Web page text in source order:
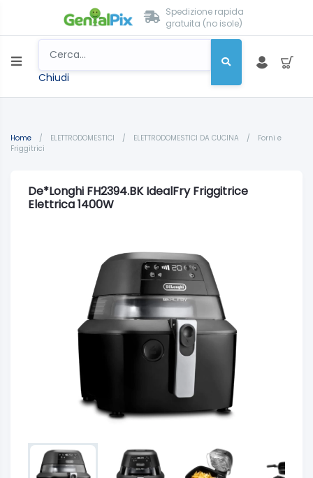
Spedizione rapida
gratuita (no isole)
Chiudi
Home / ELETTRODOMESTICI / ELETTRODOMESTICI DA CUCINA /
Forni e
Friggitrici
De*Longhi FH2394.BK IdealFry Friggitrice
Elettrica 1400W